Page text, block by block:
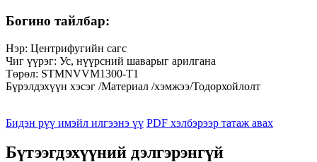
Богино тайлбар:
Нэр: Центрифугийн сагс
Чиг үүрэг: Ус, нүүрсний шаварыг арилгана
Төрөл: STMNVVM1300-T1
Бүрэлдэхүүн хэсэг /Материал /хэмжээ/Тодорхойлолт
Бидэн рүү имэйл илгээнэ үү PDF хэлбэрээр татаж авах
Бүтээгдэхүүний дэлгэрэнгүй